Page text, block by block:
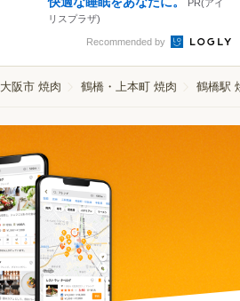
PR(アイ
リスプラザ)
Recommended by
大阪市 焼肉 鶴橋・上本町 焼肉 鶴橋駅